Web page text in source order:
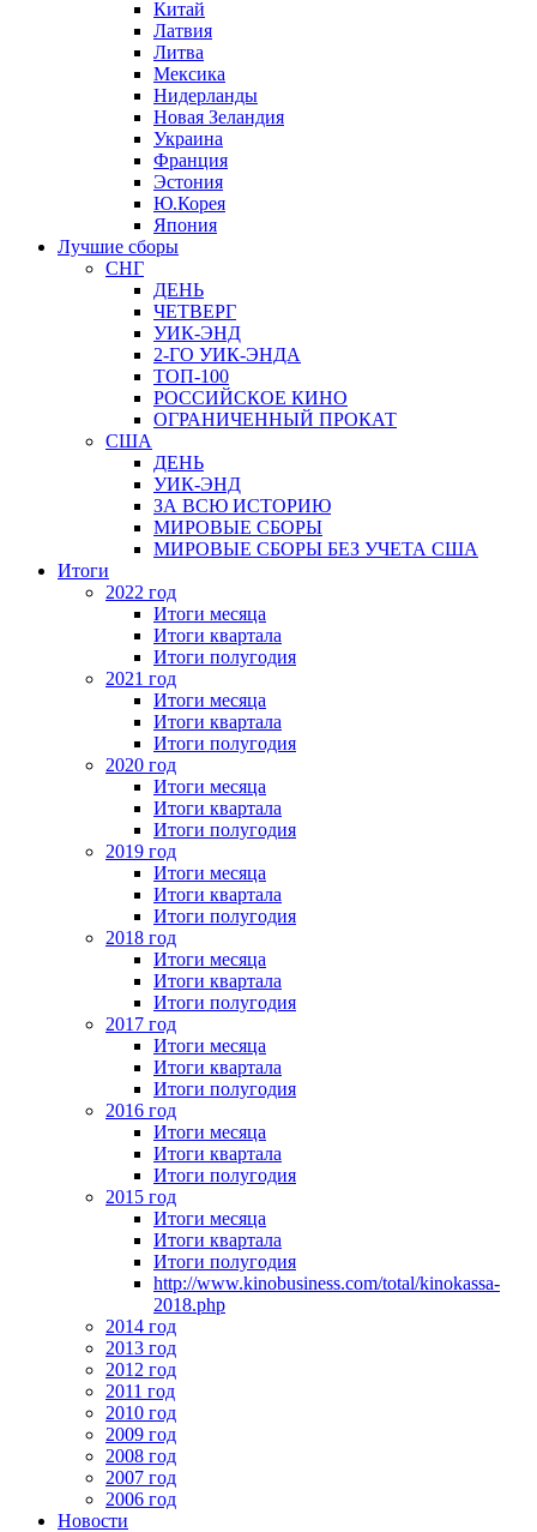
Китай
Латвия
Литва
Мексика
Нидерланды
Новая Зеландия
Украина
Франция
Эстония
Ю.Корея
Япония
Лучшие сборы
СНГ
ДЕНЬ
ЧЕТВЕРГ
УИК-ЭНД
2-ГО УИК-ЭНДА
ТОП-100
РОССИЙСКОЕ КИНО
ОГРАНИЧЕННЫЙ ПРОКАТ
США
ДЕНЬ
УИК-ЭНД
ЗА ВСЮ ИСТОРИЮ
МИРОВЫЕ СБОРЫ
МИРОВЫЕ СБОРЫ БЕЗ УЧЕТА США
Итоги
2022 год
Итоги месяца
Итоги квартала
Итоги полугодия
2021 год
Итоги месяца
Итоги квартала
Итоги полугодия
2020 год
Итоги месяца
Итоги квартала
Итоги полугодия
2019 год
Итоги месяца
Итоги квартала
Итоги полугодия
2018 год
Итоги месяца
Итоги квартала
Итоги полугодия
2017 год
Итоги месяца
Итоги квартала
Итоги полугодия
2016 год
Итоги месяца
Итоги квартала
Итоги полугодия
2015 год
Итоги месяца
Итоги квартала
Итоги полугодия
http://www.kinobusiness.com/total/kinokassa-
2018.php
2014 год
2013 год
2012 год
2011 год
2010 год
2009 год
2008 год
2007 год
2006 год
Новости